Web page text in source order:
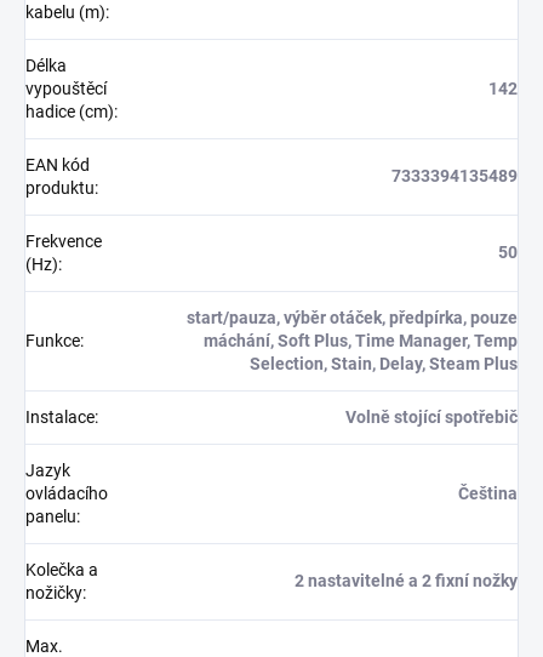
kabelu (m):
Délka
vypouštěcí
hadice (cm):
142
EAN kód
produktu:
7333394135489
Frekvence
(Hz):
50
Funkce:
start/pauza, výběr otáček, předpírka, pouze
máchání, Soft Plus, Time Manager, Temp
Selection, Stain, Delay, Steam Plus
Instalace: Volně stojící spotřebič
Jazyk
ovládacího
panelu:
Čeština
Kolečka a
nožičky:
2 nastavitelné a 2 fixní nožky
Max.